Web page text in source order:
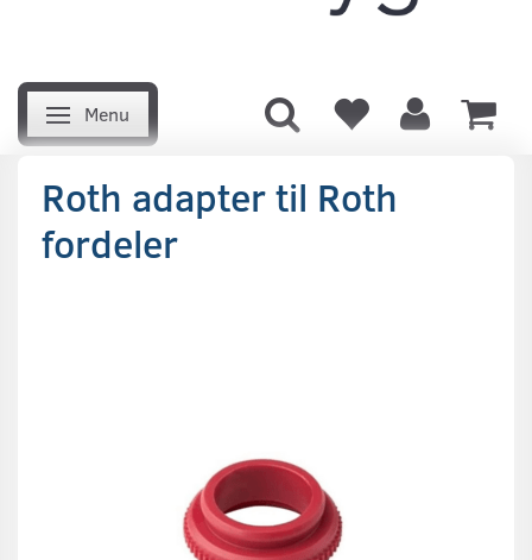
Skifte navigation
Menu
Roth adapter til Roth
fordeler